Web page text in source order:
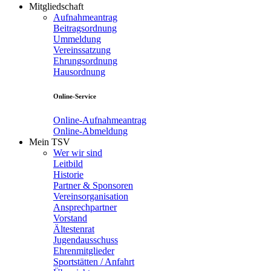
Mitgliedschaft
Aufnahmeantrag
Beitragsordnung
Ummeldung
Vereinssatzung
Ehrungsordnung
Hausordnung
Online-Service
Online-Aufnahmeantrag
Online-Abmeldung
Mein TSV
Wer wir sind
Leitbild
Historie
Partner & Sponsoren
Vereinsorganisation
Ansprechpartner
Vorstand
Ältestenrat
Jugendausschuss
Ehrenmitglieder
Sportstätten / Anfahrt